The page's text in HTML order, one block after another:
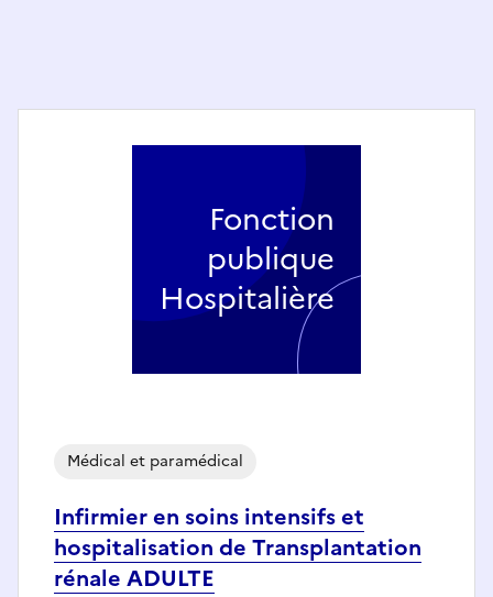
Infirmier en soins intensifs et
hospitalisation de Transplantation
rénale ADULTE
Médical et paramédical
Fonction
publique
Hospitalière